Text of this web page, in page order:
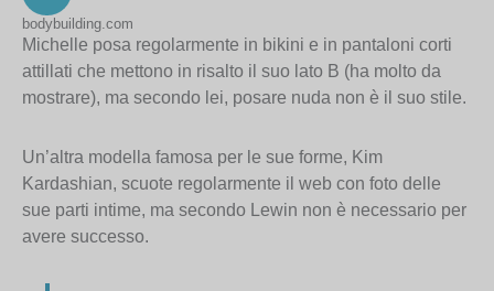
bodybuilding.com
Michelle posa regolarmente in bikini e in pantaloni corti
attillati che mettono in risalto il suo lato B (ha molto da
mostrare), ma secondo lei, posare nuda non è il suo stile.
Un’altra modella famosa per le sue forme, Kim
Kardashian, scuote regolarmente il web con foto delle
sue parti intime, ma secondo Lewin non è necessario per
avere successo.